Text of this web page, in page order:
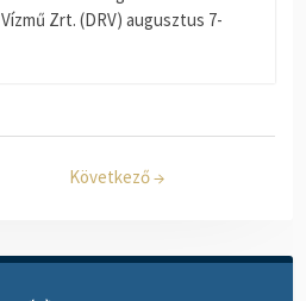
Zrt. (DRV) augusztus 7-
Következő→